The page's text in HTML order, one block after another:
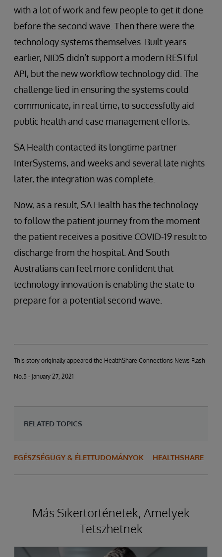
with a lot of work and few people to get it done
before the second wave. Then there were the
technology systems themselves. Built years
earlier, NIDS didn’t support a modern RESTful
API, but the new workflow technology did. The
challenge lied in ensuring the systems could
communicate, in real time, to successfully aid
public health and case management efforts.
SA Health contacted its longtime partner
InterSystems, and weeks and several late nights
later, the integration was complete.
Now, as a result, SA Health has the technology
to follow the patient journey from the moment
the patient receives a positive COVID-19 result to
discharge from the hospital. And South
Australians can feel more confident that
technology innovation is enabling the state to
prepare for a potential second wave.
This story originally appeared the HealthShare Connections News Flash
No.5 - January 27, 2021
RELATED TOPICS
EGÉSZSÉGÜGY & ÉLETTUDOMÁNYOK HEALTHSHARE
Más Sikertörténetek, Amelyek
Tetszhetnek